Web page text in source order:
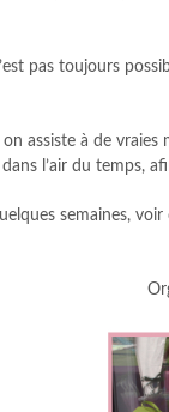
pas toujours
assiste à de vraies
l’air du temps,
semaines,